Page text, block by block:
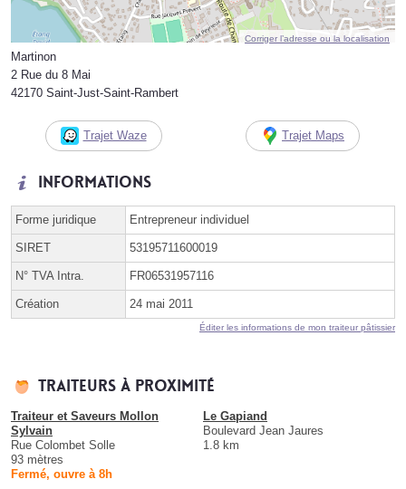
Corriger l’adresse ou la localisation
Martinon
2 Rue du 8 Mai
42170 Saint-Just-Saint-Rambert
Trajet Waze Trajet Maps
Informations
Forme juridique Entrepreneur individuel
SIRET 53195711600019
N° TVA Intra. FR06531957116
Création 24 mai 2011
Éditer les informations de mon traiteur pâtissier
Traiteurs à proximité
Traiteur et Saveurs Mollon
Sylvain
Rue Colombet Solle
93 mètres
Fermé, ouvre à 8h
Le Gapiand
Boulevard Jean Jaures
1.8 km